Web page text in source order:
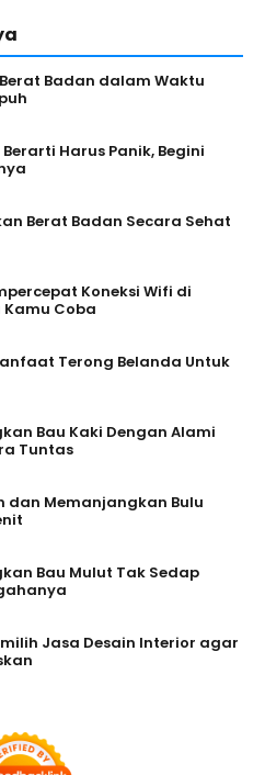
Badan dalam Waktu
Harus Panik, Begini
Berat Badan Secara Sehat
Koneksi Wifi di
Kamu Coba
Terong Belanda Untuk
Bau Kaki Dengan Alami
Tuntas
dan Memanjangkan Bulu
Bau Mulut Tak Sedap
Jasa Desain Interior agar